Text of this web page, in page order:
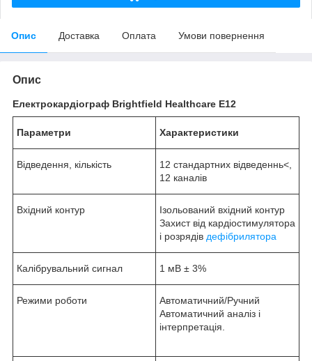
Опис Доставка Оплата Умови повернення
Опис
Електрокардіограф Brightfield Healthcare E12
Параметри Характеристики
Відведення, кількість
12 стандартних відведеннь<,
12 каналів
Вхідний контур
Ізольований вхідний контур
Захист від кардіостимулятора
і розрядів дефібрилятора
Калібрувальний сигнал 1 мВ ± 3%
Режими роботи
Автоматичний/Ручний
Автоматичний аналіз і
інтерпретація.